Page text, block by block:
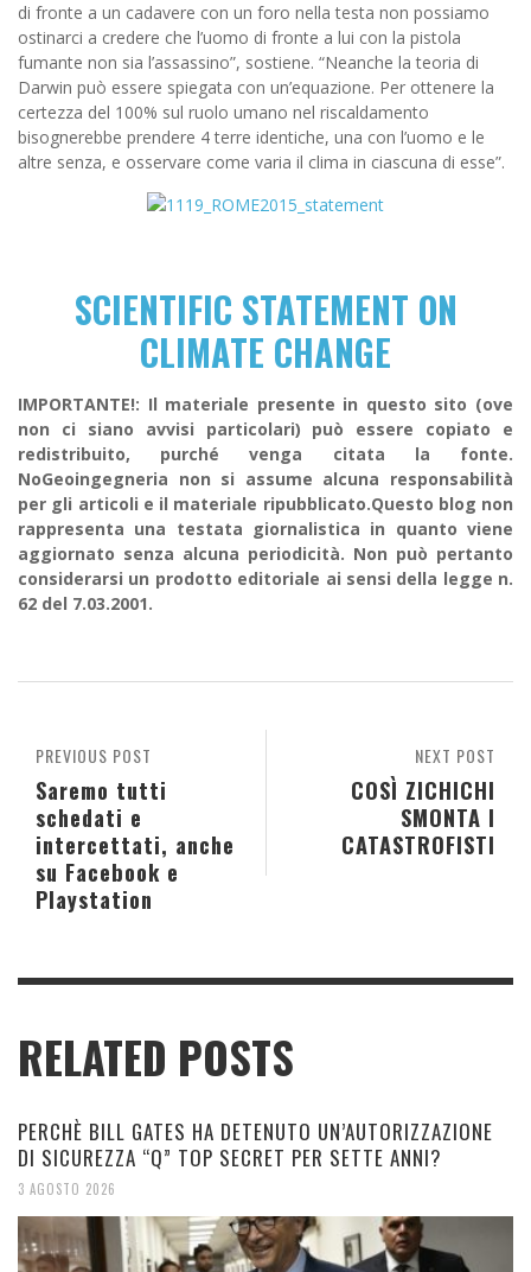
di fronte a un cadavere con un foro nella testa non possiamo
ostinarci a credere che l’uomo di fronte a lui con la pistola
fumante non sia l’assassino”, sostiene. “Neanche la teoria di
Darwin può essere spiegata con un’equazione. Per ottenere la
certezza del 100% sul ruolo umano nel riscaldamento
bisognerebbe prendere 4 terre identiche, una con l’uomo e le
altre senza, e osservare come varia il clima in ciascuna di esse”.
SCIENTIFIC STATEMENT ON
CLIMATE CHANGE
IMPORTANTE!: Il materiale presente in questo sito (ove
non ci siano avvisi particolari) può essere copiato e
redistribuito, purché venga citata la fonte.
NoGeoingegneria non si assume alcuna responsabilità
per gli articoli e il materiale ripubblicato.Questo blog non
rappresenta una testata giornalistica in quanto viene
aggiornato senza alcuna periodicità. Non può pertanto
considerarsi un prodotto editoriale ai sensi della legge n.
62 del 7.03.2001.
NEXT POST
COSÌ ZICHICHI
SMONTA I
CATASTROFISTI
PREVIOUS POST
Saremo tutti
schedati e
intercettati, anche
su Facebook e
Playstation
RELATED POSTS
PERCHÈ BILL GATES HA DETENUTO UN’AUTORIZZAZIONE
DI SICUREZZA “Q” TOP SECRET PER SETTE ANNI?
3 AGOSTO 2026